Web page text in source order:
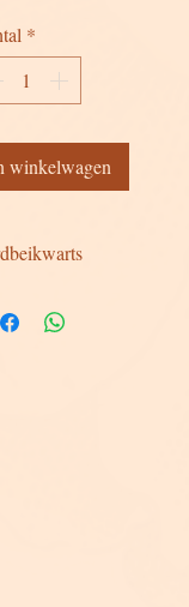
*
winkelwagen
heling.